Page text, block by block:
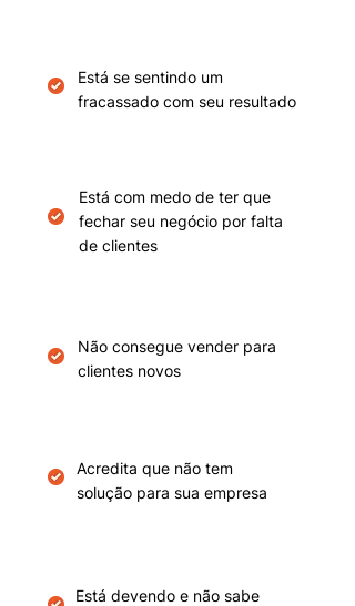
Está se sentindo um
fracassado com seu resultado
Está com medo de ter que
fechar seu negócio por falta
de clientes
Não consegue vender para
clientes novos
Acredita que não tem
solução para sua empresa
Está devendo e não sabe